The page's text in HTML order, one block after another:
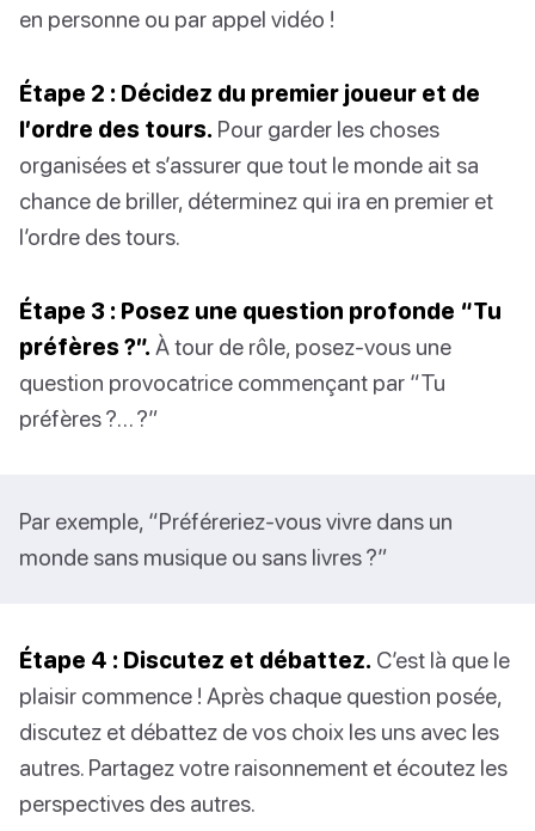
en personne ou par appel vidéo !
Étape 2 : Décidez du premier joueur et de
l’ordre des tours. Pour garder les choses
organisées et s’assurer que tout le monde ait sa
chance de briller, déterminez qui ira en premier et
l’ordre des tours.
Étape 3 : Posez une question profonde “Tu
préfères ?”. À tour de rôle, posez-vous une
question provocatrice commençant par “Tu
préfères ?… ?”
Par exemple, “Préféreriez-vous vivre dans un
monde sans musique ou sans livres ?”
Étape 4 : Discutez et débattez. C’est là que le
plaisir commence ! Après chaque question posée,
discutez et débattez de vos choix les uns avec les
autres. Partagez votre raisonnement et écoutez les
perspectives des autres.